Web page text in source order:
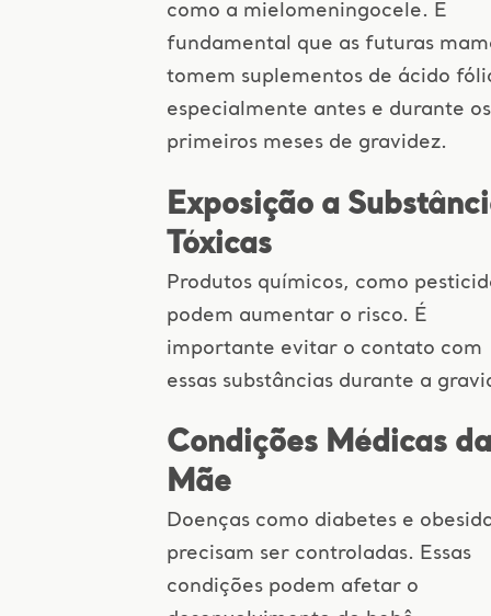
como a mielomeningocele. É
fundamental que as futuras
tomem suplementos de ácido
especialmente antes e durante os
primeiros meses de gravidez.
Exposição a
Tóxicas
Produtos químicos, como
podem aumentar o risco. É
importante evitar o contato com
essas substâncias durante a
Condições Médicas da
Mãe
Doenças como diabetes e
precisam ser controladas. Essas
condições podem afetar o